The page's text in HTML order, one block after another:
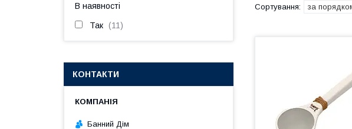
В наявності
Так 11
КОНТАКТИ
Банний Дім